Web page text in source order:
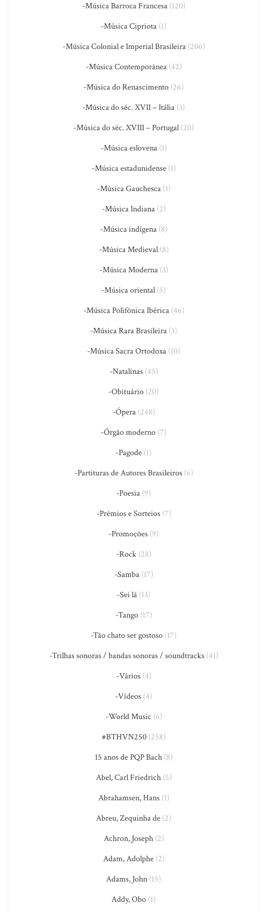
-Música Barroca Francesa(120)
-Música Cipriota (1)
-Música Colonial e Imperial Brasileira(206)
-Música Contemporânea(42)
-Música do Renascimento (26)
-Música do séc. XVII – Itália (3)
-Música do séc. XVIII – Portugal (20)
-Música eslovena(1)
-Música estadunidense(1)
-Música Gauchesca(1)
-Música Indiana(2)
-Música indígena(8)
-Música Medieval(8)
-Música Moderna(3)
-Música oriental (5)
-Música Polifônica Ibérica(46)
-Música Rara Brasileira (3)
-Música Sacra Ortodoxa (10)
-Natalinas(45)
-Obituário (20)
-Ópera(248)
-Órgão moderno (7)
-Pagode (1)
-Partituras de Autores Brasileiros(6)
-Poesia (9)
-Prêmios e Sorteios(7)
-Promoções (9)
-Rock(28)
-Samba(17)
-Sei lá (13)
-Tango(17)
-Tão chato ser gostoso (17)
-Trilhas sonoras / bandas sonoras / soundtracks(41)
-Vários(4)
-Vídeos (4)
-World Music (6)
#BTHVN250(258)
15 anos de PQP Bach(8)
Abel, Carl Friedrich(5)
Abrahamsen, Hans(1)
Abreu, Zequinha de (2)
Achron, Joseph(2)
Adam, Adolphe(2)
Adams, John (15)
Addy, Obo (1)